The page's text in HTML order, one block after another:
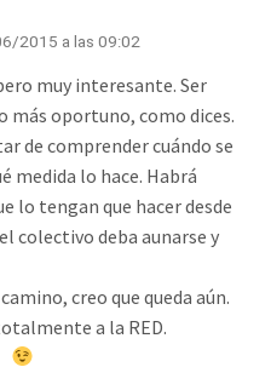
2015 a las 09:02
muy interesante. Ser
más oportuno, como dices.
de comprender cuándo se
medida lo hace. Habrá
lo tengan que hacer desde
colectivo deba aunarse y
creo que queda aún.
a la RED.